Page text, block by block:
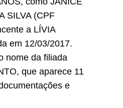
SILVA (CPF
a LÍVIA
em 12/03/2017.
nome da filiada
que aparece 11
e